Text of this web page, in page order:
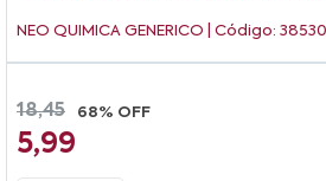
NEO QUIMICA GENERICO | Código:
18,45 68% OFF
5,99